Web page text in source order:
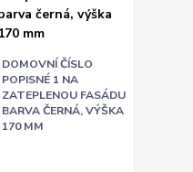
DOMOVNÍ ČÍSLO
POPISNÉ 1 NA
ZATEPLENOU FASÁDU
BARVA ČERNÁ, VÝŠKA
170 MM